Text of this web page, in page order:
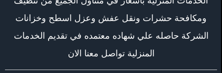
ومكافحة حشرات ونقل عفش وعزل اسطح وخزانات
الشركة حاصله علي شهاده معتمده في تقديم الخدمات
المنزلية تواصل معنا الان